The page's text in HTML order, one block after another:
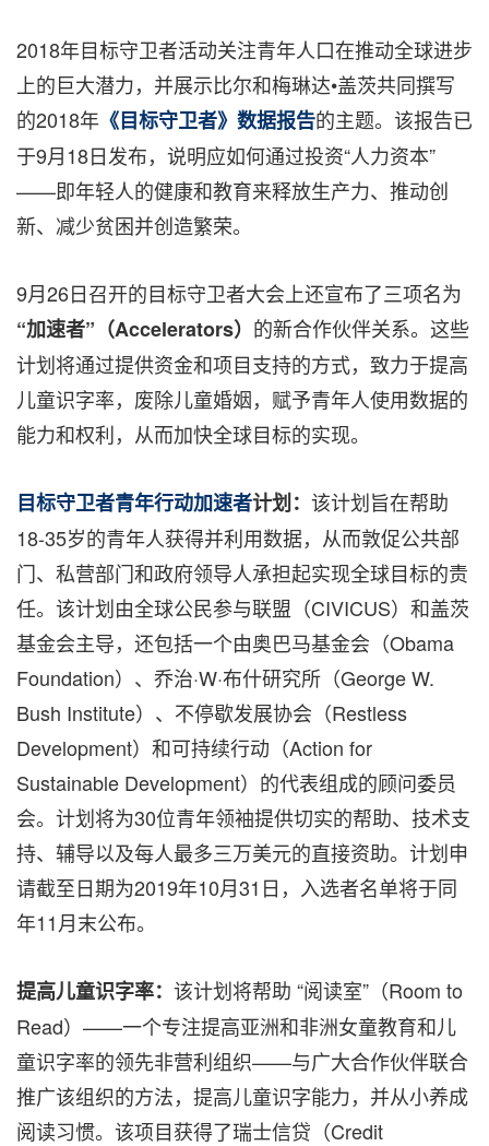
2018年目标守卫者活动关注青年人口在推动全球进步
上的巨大潜力，并展示比尔和梅琳达•盖茨共同撰写
的2018年 《目标守卫者》数据报告的主题。该报告已
于9月18日发布，说明应如何通过投资“人力资本”
——即年轻人的健康和教育来释放生产力、推动创
新、减少贫困并创造繁荣。
9月26日召开的目标守卫者大会上还宣布了三项名为
“加速者” （Accelerators） 的新合作伙伴关系。这些
计划将通过提供资金和项目支持的方式，致力于提高
儿童识字率，废除儿童婚姻，赋予青年人使用数据的
能力和权利，从而加快全球目标的实现。
目标守卫者青年行动加速者计划： 该计划旨在帮助
18-35岁的青年人获得并利用数据，从而敦促公共部
门、私营部门和政府领导人承担起实现全球目标的责
任。该计划由全球公民参与联盟（CIVICUS）和盖茨
基金会主导，还包括一个由奥巴马基金会（Obama
Foundation）、乔治·W·布什研究所（George W.
Bush Institute）、不停歇发展协会（Restless
Development）和可持续行动（Action for
Sustainable Development）的代表组成的顾问委员
会。计划将为30位青年领袖提供切实的帮助、技术支
持、辅导以及每人最多三万美元的直接资助。计划申
请截至日期为2019年10月31日，入选者名单将于同
年11月末公布。
提高儿童识字率： 该计划将帮助 “阅读室”（Room to
Read）——一个专注提高亚洲和非洲女童教育和儿
童识字率的领先非营利组织——与广大合作伙伴联合
推广该组织的方法，提高儿童识字能力，并从小养成
阅读习惯。该项目获得了瑞士信贷（Credit